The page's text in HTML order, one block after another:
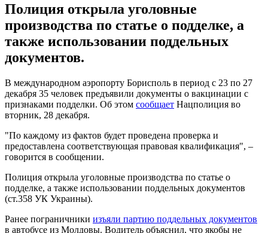
Полиция открыла уголовные
производства по статье о подделке, а
также использовании поддельных
документов.
В международном аэропорту Борисполь в период с 23 по 27
декабря 35 человек предъявили документы о вакцинации с
признаками подделки. Об этом сообщает Нацполиция во
вторник, 28 декабря.
"По каждому из фактов будет проведена проверка и
предоставлена соответствующая правовая квалификация", –
говорится в сообщении.
Полиция открыла уголовные производства по статье о
подделке, а также использовании поддельных документов
(ст.358 УК Украины).
Ранее пограничники изъяли партию поддельных документов
в автобусе из Молдовы. Водитель объяснил, что якобы не